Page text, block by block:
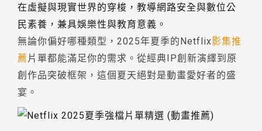
在虛擬與現實世界的穿梭，教導網路安全與數位公
民素養，兼具娛樂性與教育意義。
無論你偏好哪種類型，2025年夏季的Netflix影集推
薦 片單都能滿足你的需求。從經典IP創新演繹到原
創作品突破框架，這個夏天絕對是動畫愛好者的盛
宴。